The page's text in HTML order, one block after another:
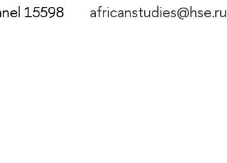
15598 africanstudies@hse.ru